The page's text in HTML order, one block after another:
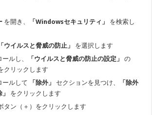
を開き、 「Windowsセキュリティ」
を検索し
「ウイルスと脅威の防止」
を選択します
ルし、
「ウイルスと脅威の防止の設定」
の
クリックします
ールして
「除外」 セクションを見つけ、
「除外
をクリックします
タン（＋）をクリックします